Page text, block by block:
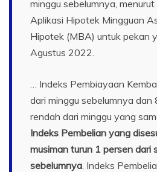
minggu sebelumnya,
Aplikasi Hipotek Mingguan
Hipotek (MBA) untuk pekan
Agustus 2022.
… Indeks Pembiayaan
dari minggu sebelumnya dan
rendah dari minggu yang
Indeks Pembelian yang
musiman turun 1 persen dari
sebelumnya. Indeks